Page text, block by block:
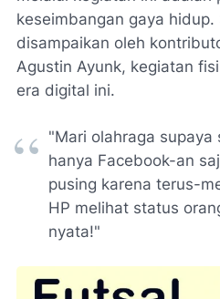
keseimbangan gaya hidup.
disampaikan oleh
Agustin Ayunk, kegiatan
era digital ini.
"Mari olahraga
hanya Facebook-an
pusing karena terus-
HP melihat status
nyata!"